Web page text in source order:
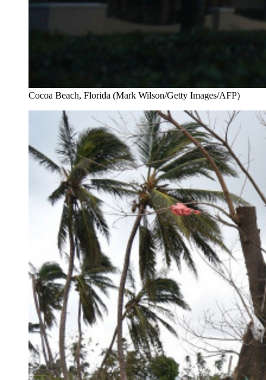
Cocoa Beach, Florida (Mark Wilson/Getty Images/AFP)